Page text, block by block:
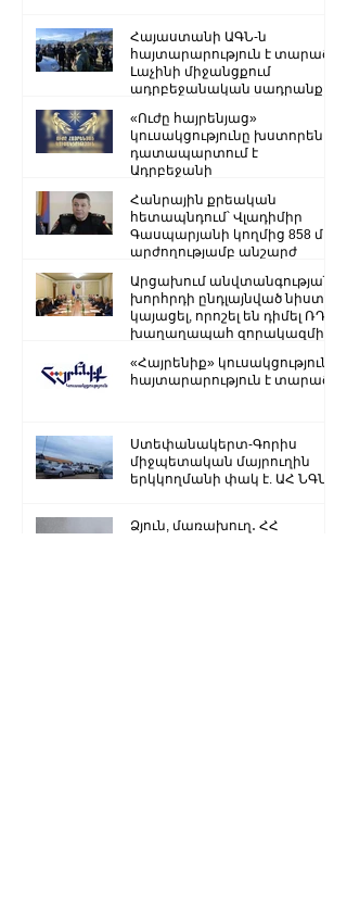
Հայաստանի ԱԳՆ-ն
հայտարարություն է տարածել
Լաչինի միջանցքում
ադրբեջանական սադրանքի
«Ուժը հայրենյաց»
կուսակցությունը խստորեն
դատապարտում է
Ադրբեջանի
ղեկավարության.
Հանրային քրեական
հետապնդում՝ Վլադիմիր
Գասպարյանի կողմից 858 մլն
արժողությամբ անշարժ
Արցախում անվտանգության
խորհրդի ընդլայնված նիստ է
կայացել, որոշել են դիմել ՌԴ
խաղաղապահ զորակազմի ...
«Հայրենիք» կուսակցությունը
հայտարարություն է տարածել
Ստեփանակերտ-Գորիս
միջպետական մայրուղին
երկկողմանի փակ է. ԱՀ ՆԳՆ
Ձյուն, մառախուղ․ ՀՀ